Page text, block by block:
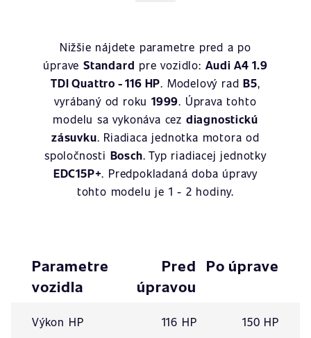
Nižšie nájdete parametre pred a po
úpraveStandard pre vozidlo: Audi A4 1.9
TDI Quattro - 116 HP. Modelový radB5,
vyrábaný od roku1999. Úprava tohto
modelu sa vykonáva cez diagnostickú
zásuvku. Riadiaca jednotka motora od
spoločnosti Bosch. Typ riadiacej jednotky
EDC15P+. Predpokladaná doba úpravy
tohto modelu je 1 - 2 hodiny.
Parametre
vozidla
Pred
úpravou
Po úprave
Výkon HP 116 HP 150 HP